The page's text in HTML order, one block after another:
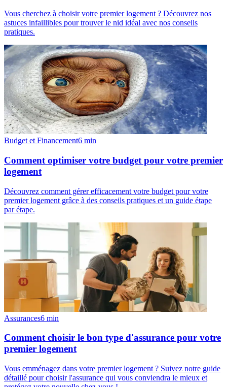
Vous cherchez à choisir votre premier logement ? Découvrez nos
astuces infaillibles pour trouver le nid idéal avec nos conseils
pratiques.
Budget et Financement6 min
Comment optimiser votre budget pour votre premier
logement
Découvrez comment gérer efficacement votre budget pour votre
premier logement grâce à des conseils pratiques et un guide étape
par étape.
Assurances6 min
Comment choisir le bon type d'assurance pour votre
premier logement
Vous emménagez dans votre premier logement ? Suivez notre guide
détaillé pour choisir l'assurance qui vous conviendra le mieux et